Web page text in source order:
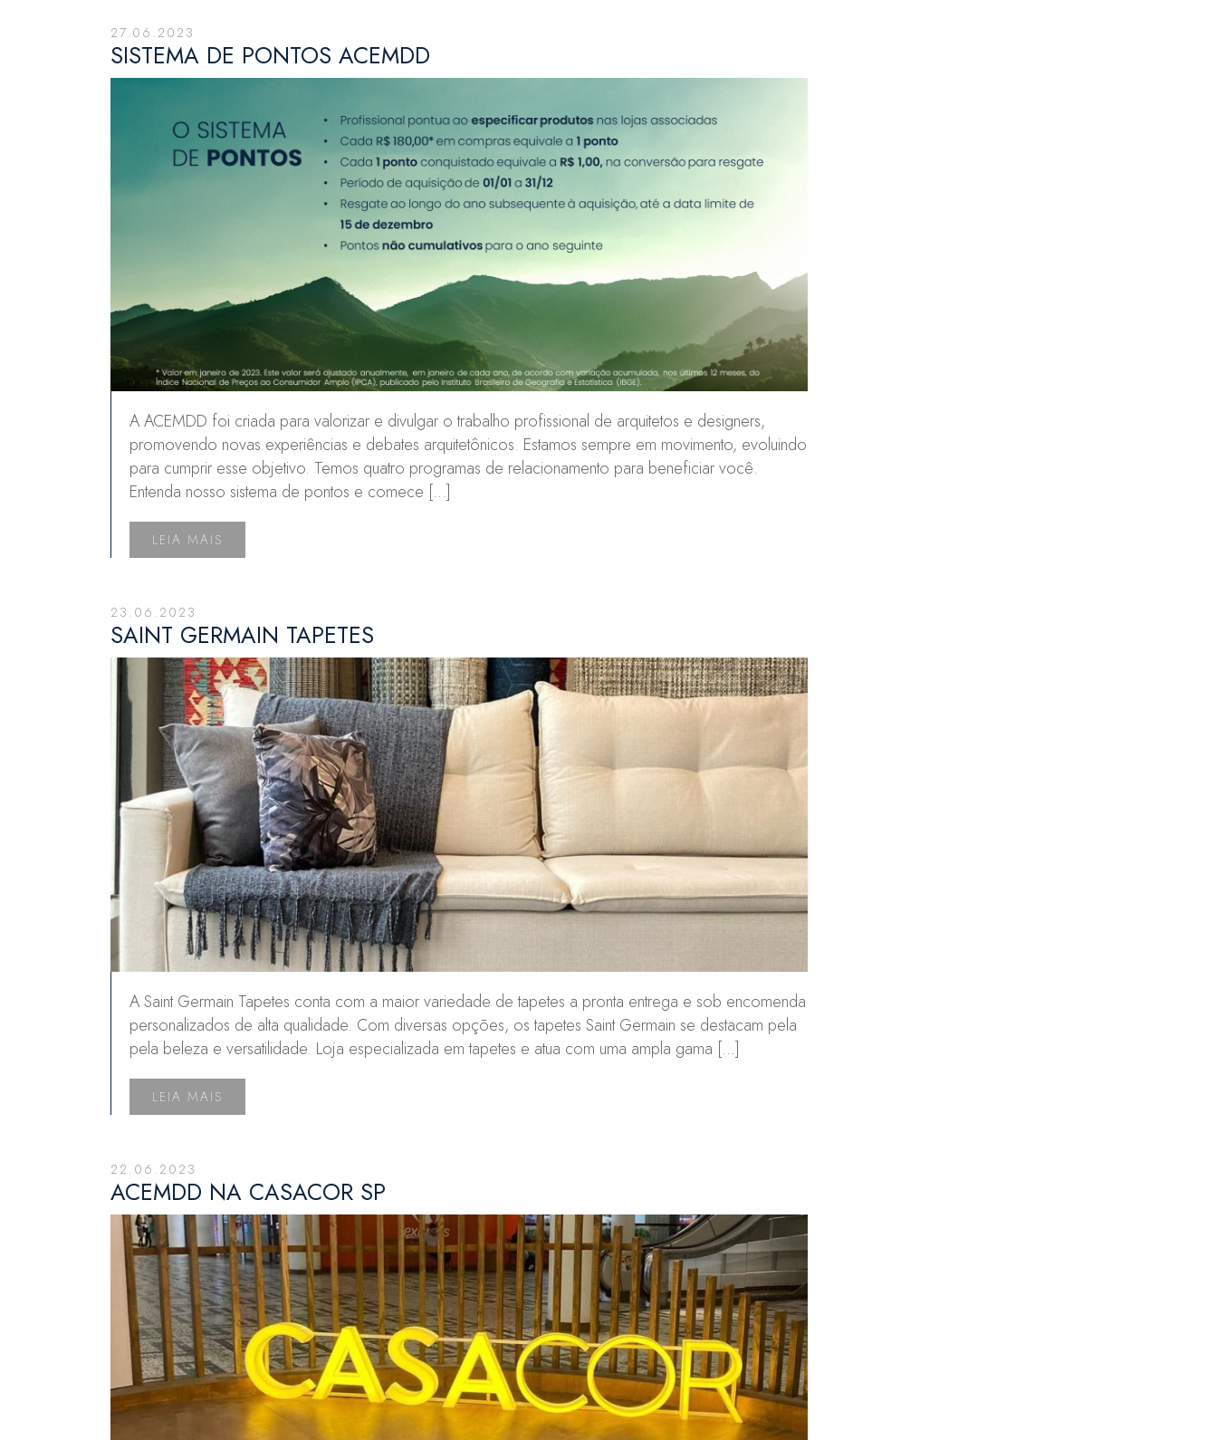
27.06.2023
SISTEMA DE PONTOS ACEMDD
A ACEMDD foi criada para valorizar e divulgar o trabalho profissional de arquitetos e designers,
promovendo novas experiências e debates arquitetônicos. Estamos sempre em movimento, evoluindo
para cumprir esse objetivo. Temos quatro programas de relacionamento para beneficiar você.
Entenda nosso sistema de pontos e comece […]
LEIA MAIS
23.06.2023
SAINT GERMAIN TAPETES
A Saint Germain Tapetes conta com a maior variedade de tapetes a pronta entrega e sob encomenda
personalizados de alta qualidade. Com diversas opções, os tapetes Saint Germain se destacam pela
pela beleza e versatilidade. Loja especializada em tapetes e atua com uma ampla gama […]
LEIA MAIS
22.06.2023
ACEMDD NA CASACOR SP